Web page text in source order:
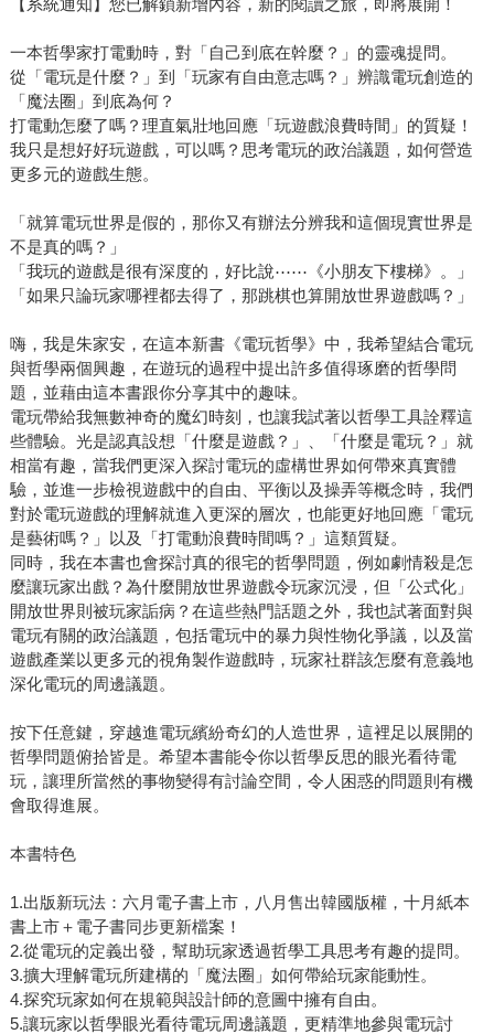
【系統通知】您已解鎖新增內容，新的閱讀之旅，即將展開！
一本哲學家打電動時，對「自己到底在幹麼？」的靈魂提問。
從「電玩是什麼？」到「玩家有自由意志嗎？」辨識電玩創造的
「魔法圈」到底為何？
打電動怎麼了嗎？理直氣壯地回應「玩遊戲浪費時間」的質疑！
我只是想好好玩遊戲，可以嗎？思考電玩的政治議題，如何營造
更多元的遊戲生態。
「就算電玩世界是假的，那你又有辦法分辨我和這個現實世界是
不是真的嗎？」
「我玩的遊戲是很有深度的，好比說⋯⋯《小朋友下樓梯》。」
「如果只論玩家哪裡都去得了，那跳棋也算開放世界遊戲嗎？」
嗨，我是朱家安，在這本新書《電玩哲學》中，我希望結合電玩
與哲學兩個興趣，在遊玩的過程中提出許多值得琢磨的哲學問
題，並藉由這本書跟你分享其中的趣味。
電玩帶給我無數神奇的魔幻時刻，也讓我試著以哲學工具詮釋這
些體驗。光是認真設想「什麼是遊戲？」、「什麼是電玩？」就
相當有趣，當我們更深入探討電玩的虛構世界如何帶來真實體
驗，並進一步檢視遊戲中的自由、平衡以及操弄等概念時，我們
對於電玩遊戲的理解就進入更深的層次，也能更好地回應「電玩
是藝術嗎？」以及「打電動浪費時間嗎？」這類質疑。
同時，我在本書也會探討真的很宅的哲學問題，例如劇情殺是怎
麼讓玩家出戲？為什麼開放世界遊戲令玩家沉浸，但「公式化」
開放世界則被玩家詬病？在這些熱門話題之外，我也試著面對與
電玩有關的政治議題，包括電玩中的暴力與性物化爭議，以及當
遊戲產業以更多元的視角製作遊戲時，玩家社群該怎麼有意義地
深化電玩的周邊議題。
按下任意鍵，穿越進電玩繽紛奇幻的人造世界，這裡足以展開的
哲學問題俯拾皆是。希望本書能令你以哲學反思的眼光看待電
玩，讓理所當然的事物變得有討論空間，令人困惑的問題則有機
會取得進展。
本書特色
1.出版新玩法：六月電子書上市，八月售出韓國版權，十月紙本
書上市＋電子書同步更新檔案！
2.從電玩的定義出發，幫助玩家透過哲學工具思考有趣的提問。
3.擴大理解電玩所建構的「魔法圈」如何帶給玩家能動性。
4.探究玩家如何在規範與設計師的意圖中擁有自由。
5.讓玩家以哲學眼光看待電玩周邊議題，更精準地參與電玩討